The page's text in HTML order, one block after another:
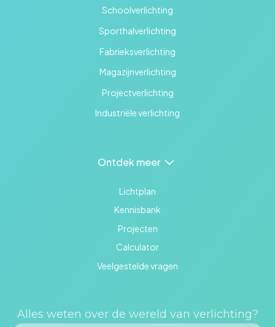
Schoolverlichting
Sporthalverlichting
Fabrieksverlichting
Magazijnverlichting
Projectverlichting
Industriële verlichting
Ontdek meer
Lichtplan
Kennisbank
Projecten
Calculator
Veelgestelde vragen
Alles weten over de wereld van verlichting?